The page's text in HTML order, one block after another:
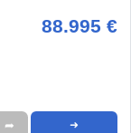
88.995 €
➦ ➜